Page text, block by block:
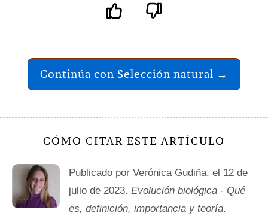
Continúa con Selección natural →
CÓMO CITAR ESTE ARTÍCULO
Publicado por Verónica Gudiña, el 12 de
julio de 2023. Evolución biológica - Qué
es, definición, importancia y teoría.